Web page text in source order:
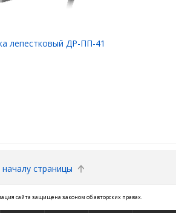
лепестковый ДР-ПП-41
началу страницы
сайта защищена законом об авторских правах.